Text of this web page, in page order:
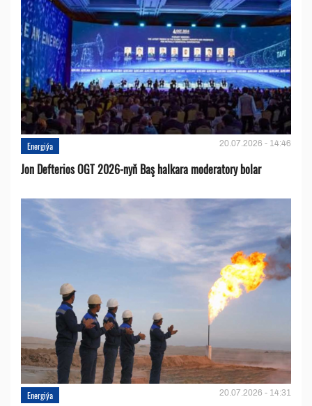
Energiýa 20.07.2026 - 14:46
Jon Defterios OGT 2026-nyň Baş halkara moderatory bolar
Energiýa 20.07.2026 - 14:31